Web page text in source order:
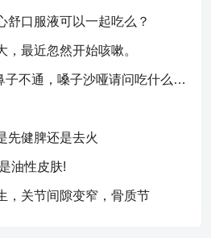
舒口服液可以一起吃么？
，最近忽然开始咳嗽。
你好，鼻炎犯了，鼻子不通，嗓子沙哑请问吃什么药比较好？
先健脾还是去火
油性皮肤!
，关节间隙变窄，骨质节